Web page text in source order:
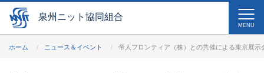
泉州ニット協同組合
MENU
ホーム ニュース＆イベント 帝人フロンティア（株）との共催による東京展示